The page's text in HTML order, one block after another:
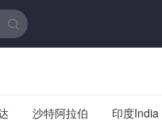
沙特阿拉伯 印度India